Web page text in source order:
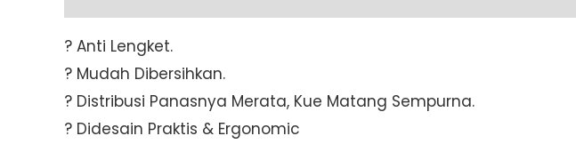
? Anti Lengket.
? Mudah Dibersihkan.
? Distribusi Panasnya Merata, Kue Matang Sempurna.
? Didesain Praktis & Ergonomic